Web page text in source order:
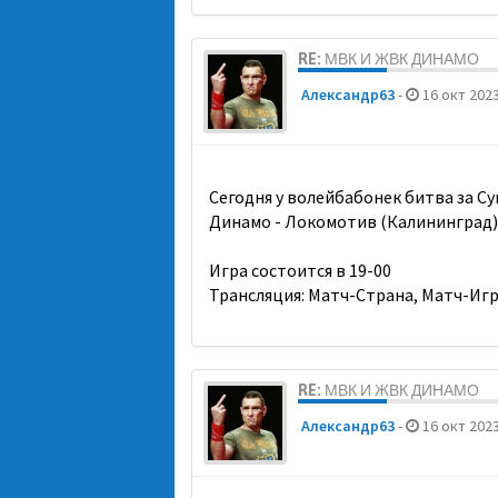
RE: МВК И ЖВК ДИНАМО
Александр63- 16 окт
Сегодня у волейбабонек битва за
Динамо - Локомотив (Калининград)
Игра состоится в 19-00
Трансляция: Матч-Страна, Матч-
RE: МВК И ЖВК ДИНАМО
Александр63- 16 окт